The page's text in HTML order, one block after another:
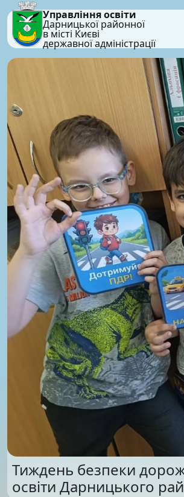
Управління освіти
Дарницької районної
в місті Києві
державної адміністрації
Тиждень безпеки
освіти Дарницького